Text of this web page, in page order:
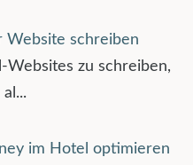
Website schreiben
zu schreiben,
im Hotel optimieren